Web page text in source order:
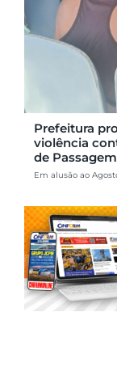
Prefeitura
violência
de Passagem
Em alusão ao